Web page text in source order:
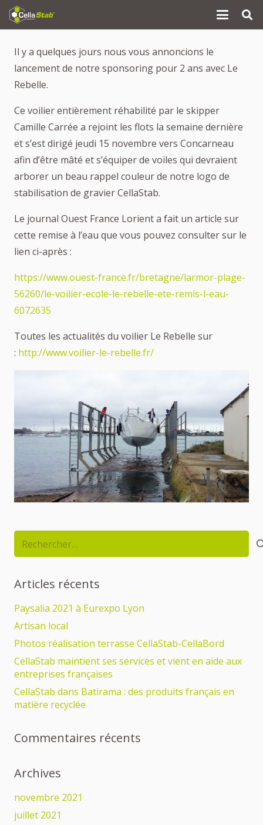
Il y a quelques jours nous vous annoncions le
lancement de notre sponsoring pour 2 ans avec Le
Rebelle.
Ce voilier entièrement réhabilité par le skipper
Camille Carrée a rejoint les flots la semaine dernière
et s’est dirigé jeudi 15 novembre vers Concarneau
afin d’être mâté et s’équiper de voiles qui devraient
arborer un beau rappel couleur de notre logo de
stabilisation de gravier CellaStab.
Le journal Ouest France Lorient a fait un article sur
cette remise à l’eau que vous pouvez consulter sur le
lien ci-après :
https://www.ouest-france.fr/bretagne/larmor-plage-
56260/le-voilier-ecole-le-rebelle-ete-remis-l-eau-
6072635
Toutes les actualités du voilier Le Rebelle sur
: http://www.voilier-le-rebelle.fr/
Rechercher :
Articles récents
Paysalia 2021 à Eurexpo Lyon
Artisan local
Photos réalisation terrasse CellaStab-CellaBord
CellaStab maintient ses services et vient en aide aux
entreprises françaises
CellaStab dans Batirama : des produits français en
matière recyclée
Commentaires récents
Archives
novembre 2021
juillet 2021